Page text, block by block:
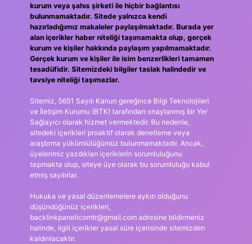
kurum veya şahıs şirketi ile hiçbir bağlantısı
bulunmamaktadır. Sitede yalnızca kendi
hazırladığımız makaleler paylaşılmaktadır. Burada yer
alan içerikler haber niteliği taşımamakta olup, gerçek
kurum ve kişiler hakkında paylaşım yapılmamaktadır.
Gerçek kurum ve kişiler ile isim benzerlikleri tamamen
tesadüfidir. Sitemizdeki bilgiler taslak halindedir ve
tavsiye niteliği taşımazlar.
Sitemiz, 5651 Sayılı Kanun gereğince Bilgi Teknolojileri
ve İletişim Kurumu (BTK) tarafından onaylanmış bir Yer
Sağlayıcı olarak hizmet vermektedir. Bu nedenle,
sitedeki içerikleri proaktif olarak denetleme veya
araştırma yükümlülüğümüz bulunmamaktadır. Ancak,
üyelerimiz yazdıkları içeriklerin sorumluluğunu
taşımakta olup, siteye üye olarak bu sorumluluğu kabul
etmiş sayılırlar.
Hukuka ve yasal düzenlemelere aykırı olduğunu
düşündüğünüz içerikleri,
backlinkpanelicomtr@gmail.comadresine bildirmeniz
halinde, ilgili içerikler yasal süre içerisinde sitemizden
kaldırılacaktır.